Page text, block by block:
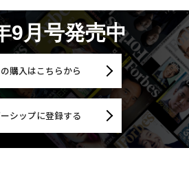
9月号発売中
購入はこちらから
シップに登録する